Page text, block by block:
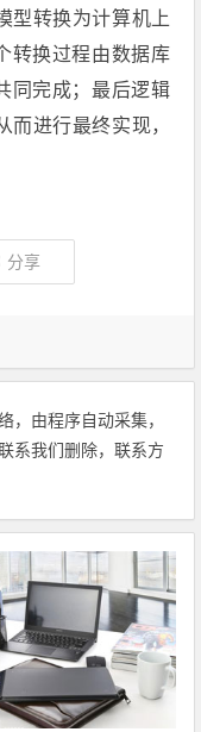
型转换为计算机上
转换过程由数据库
同完成；最后逻辑
进行最终实现，
分享
，由程序自动采集，
系我们删除，联系方